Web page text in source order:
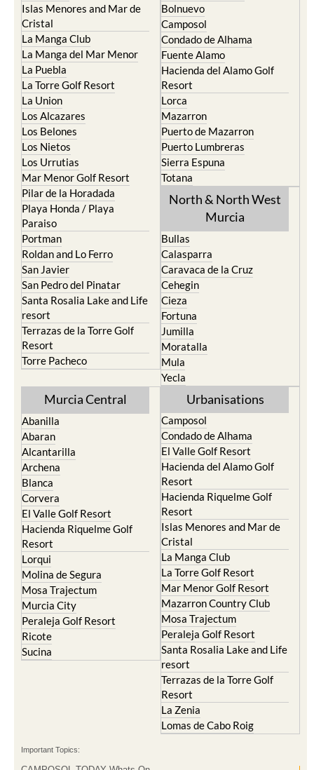
Islas Menores and Mar de
Cristal
La Manga Club
La Manga del Mar Menor
La Puebla
La Torre Golf Resort
La Union
Los Alcazares
Los Belones
Los Nietos
Los Urrutias
Mar Menor Golf Resort
Pilar de la Horadada
Playa Honda / Playa
Paraiso
Portman
Roldan and Lo Ferro
San Javier
San Pedro del Pinatar
Santa Rosalia Lake and Life
resort
Terrazas de la Torre Golf
Resort
Torre Pacheco
Bolnuevo
Camposol
Condado de Alhama
Fuente Alamo
Hacienda del Alamo Golf
Resort
Lorca
Mazarron
Puerto de Mazarron
Puerto Lumbreras
Sierra Espuna
Totana
North & North West
Murcia
Bullas
Calasparra
Caravaca de la Cruz
Cehegin
Cieza
Fortuna
Jumilla
Moratalla
Mula
Yecla
Murcia Central
Abanilla
Abaran
Alcantarilla
Archena
Blanca
Corvera
El Valle Golf Resort
Hacienda Riquelme Golf
Resort
Lorqui
Molina de Segura
Mosa Trajectum
Murcia City
Peraleja Golf Resort
Ricote
Sucina
Urbanisations
Camposol
Condado de Alhama
El Valle Golf Resort
Hacienda del Alamo Golf
Resort
Hacienda Riquelme Golf
Resort
Islas Menores and Mar de
Cristal
La Manga Club
La Torre Golf Resort
Mar Menor Golf Resort
Mazarron Country Club
Mosa Trajectum
Peraleja Golf Resort
Santa Rosalia Lake and Life
resort
Terrazas de la Torre Golf
Resort
La Zenia
Lomas de Cabo Roig
Important Topics: